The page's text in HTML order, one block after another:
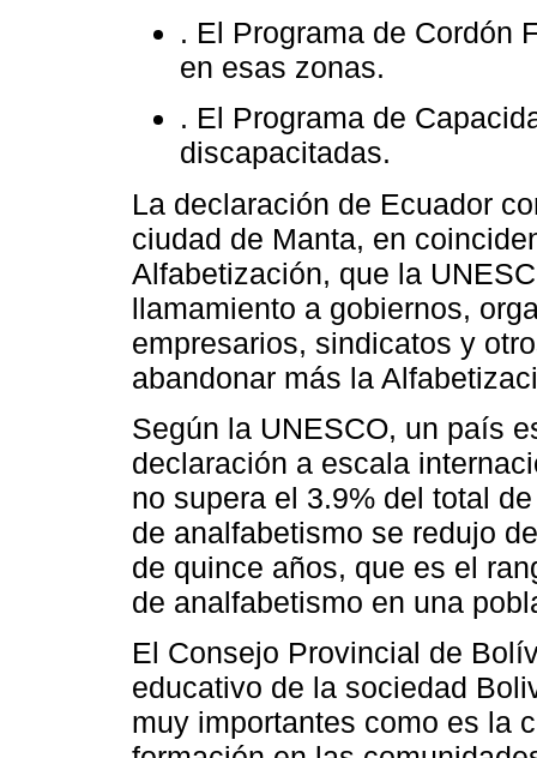
. El Programa de Cordón
en esas zonas.
. El Programa de
discapacitadas.
La declaración de Ecuador
ciudad de Manta, en
Alfabetización, que la
llamamiento a gobiernos,
empresarios, sindicatos y
abandonar más la
Según la UNESCO, un país
declaración a escala
no supera el 3.9% del total
de analfabetismo se redujo
de quince años, que es el
de analfabetismo en una
El Consejo Provincial de
educativo de la sociedad
muy importantes como es la